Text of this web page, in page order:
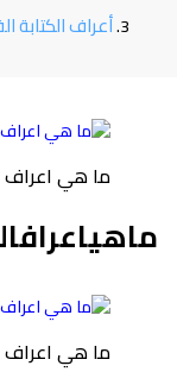
أعراف الكتابة الفرعية
ما هي اعراف
ما هي اعراف